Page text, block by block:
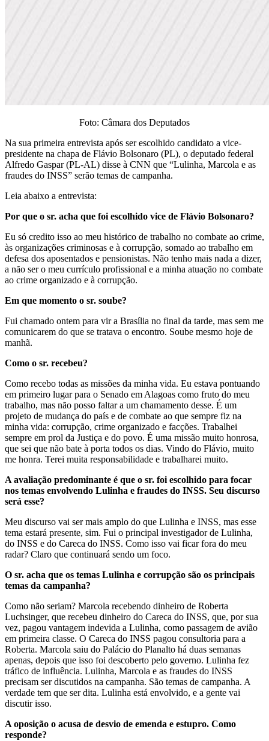
Foto: Câmara dos Deputados
Na sua primeira entrevista após ser escolhido candidato a vice-
presidente na chapa de Flávio Bolsonaro (PL), o deputado federal
Alfredo Gaspar (PL-AL) disse à CNN que “Lulinha, Marcola e as
fraudes do INSS” serão temas de campanha.
Leia abaixo a entrevista:
Por que o sr. acha que foi escolhido vice de Flávio Bolsonaro?
Eu só credito isso ao meu histórico de trabalho no combate ao crime,
às organizações criminosas e à corrupção, somado ao trabalho em
defesa dos aposentados e pensionistas. Não tenho mais nada a dizer,
a não ser o meu currículo profissional e a minha atuação no combate
ao crime organizado e à corrupção.
Em que momento o sr. soube?
Fui chamado ontem para vir a Brasília no final da tarde, mas sem me
comunicarem do que se tratava o encontro. Soube mesmo hoje de
manhã.
Como o sr. recebeu?
Como recebo todas as missões da minha vida. Eu estava pontuando
em primeiro lugar para o Senado em Alagoas como fruto do meu
trabalho, mas não posso faltar a um chamamento desse. É um
projeto de mudança do país e de combate ao que sempre fiz na
minha vida: corrupção, crime organizado e facções. Trabalhei
sempre em prol da Justiça e do povo. É uma missão muito honrosa,
que sei que não bate à porta todos os dias. Vindo do Flávio, muito
me honra. Terei muita responsabilidade e trabalharei muito.
A avaliação predominante é que o sr. foi escolhido para focar
nos temas envolvendo Lulinha e fraudes do INSS. Seu discurso
será esse?
Meu discurso vai ser mais amplo do que Lulinha e INSS, mas esse
tema estará presente, sim. Fui o principal investigador de Lulinha,
do INSS e do Careca do INSS. Como isso vai ficar fora do meu
radar? Claro que continuará sendo um foco.
O sr. acha que os temas Lulinha e corrupção são os principais
temas da campanha?
Como não seriam? Marcola recebendo dinheiro de Roberta
Luchsinger, que recebeu dinheiro do Careca do INSS, que, por sua
vez, pagou vantagem indevida a Lulinha, como passagem de avião
em primeira classe. O Careca do INSS pagou consultoria para a
Roberta. Marcola saiu do Palácio do Planalto há duas semanas
apenas, depois que isso foi descoberto pelo governo. Lulinha fez
tráfico de influência. Lulinha, Marcola e as fraudes do INSS
precisam ser discutidos na campanha. São temas de campanha. A
verdade tem que ser dita. Lulinha está envolvido, e a gente vai
discutir isso.
A oposição o acusa de desvio de emenda e estupro. Como
responde?